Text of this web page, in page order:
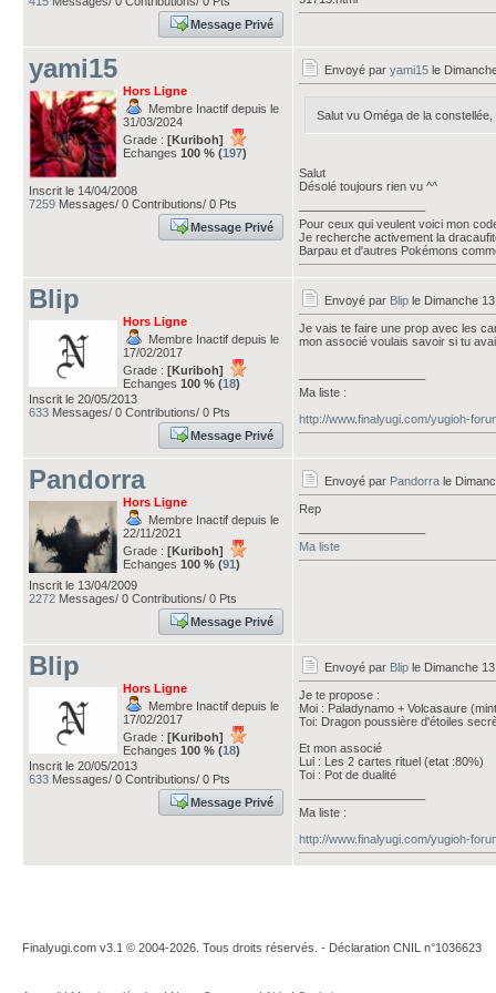
Message Privé
yami15
Hors Ligne
Membre Inactif depuis le
31/03/2024
Grade : [Kuriboh]
Echanges 100 % (197)
Inscrit le 14/04/2008
7259 Messages/ 0 Contributions/ 0 Pts
Message Privé
Envoyé par yami15 le
Salut vu Oméga de la
Salut
Désolé toujours rien vu ^^
Pour ceux qui veulent voici mon
Je recherche activement la
Barpau et d'autres Pokémons
Blip
Hors Ligne
Membre Inactif depuis le
17/02/2017
Grade : [Kuriboh]
Echanges 100 % (18)
Inscrit le 20/05/2013
633 Messages/ 0 Contributions/ 0 Pts
Message Privé
Envoyé par Blip le Dimanche
Je vais te faire une prop avec les
mon associé voulais savoir si tu
Ma liste :
http://www.finalyugi.com/yugioh-
Pandorra
Hors Ligne
Membre Inactif depuis le
22/11/2021
Grade : [Kuriboh]
Echanges 100 % (91)
Inscrit le 13/04/2009
2272 Messages/ 0 Contributions/ 0 Pts
Message Privé
Envoyé par Pandorra le
Rep
Ma liste
Blip
Hors Ligne
Membre Inactif depuis le
17/02/2017
Grade : [Kuriboh]
Echanges 100 % (18)
Inscrit le 20/05/2013
633 Messages/ 0 Contributions/ 0 Pts
Message Privé
Envoyé par Blip le Dimanche
Je te propose :
Moi : Paladynamo + Volcasaure
Toi: Dragon poussière d'étoiles
Et mon associé
Lui : Les 2 cartes rituel (etat :80%)
Toi : Pot de dualité
Ma liste :
http://www.finalyugi.com/yugioh-
Finalyugi.com v3.1 © 2004-2026. Tous droits réservés. - Déclaration CNIL n°1036623